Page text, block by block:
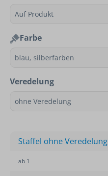
Farbe
Veredelung
Staffel ohne Veredelung
ab 1